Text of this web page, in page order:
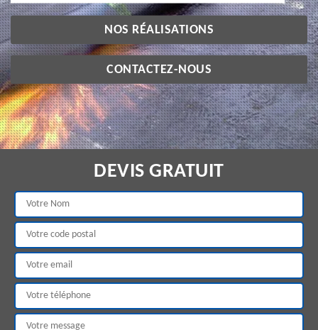
NOS RÉALISATIONS
CONTACTEZ-NOUS
DEVIS GRATUIT